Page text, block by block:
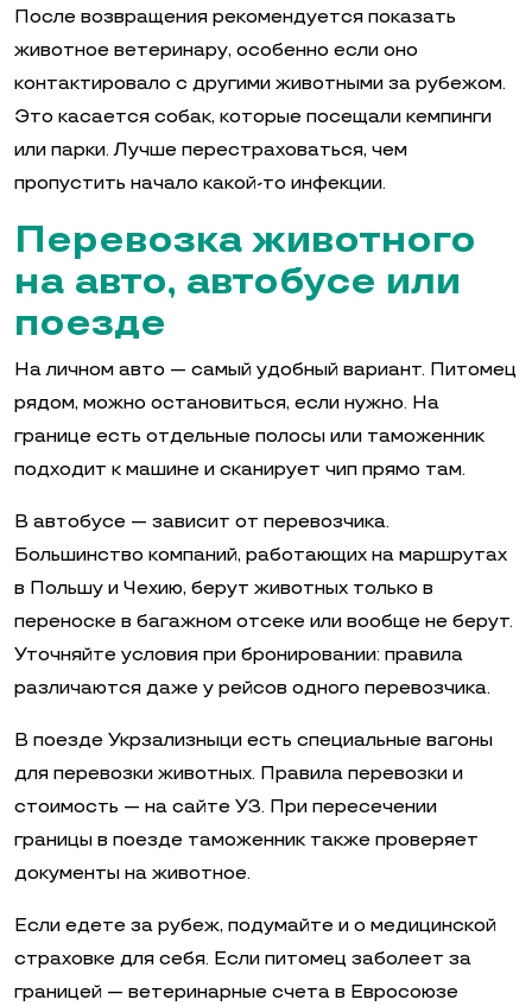
После возвращения рекомендуется показать
животное ветеринару, особенно если оно
контактировало с другими животными за рубежом.
Это касается собак, которые посещали кемпинги
или парки. Лучше перестраховаться, чем
пропустить начало какой-то инфекции.
Перевозка животного
на авто, автобусе или
поезде
На личном авто — самый удобный вариант. Питомец
рядом, можно остановиться, если нужно. На
границе есть отдельные полосы или таможенник
подходит к машине и сканирует чип прямо там.
В автобусе — зависит от перевозчика.
Большинство компаний, работающих на маршрутах
в Польшу и Чехию, берут животных только в
переноске в багажном отсеке или вообще не берут.
Уточняйте условия при бронировании: правила
различаются даже у рейсов одного перевозчика.
В поезде Укрзализныци есть специальные вагоны
для перевозки животных. Правила перевозки и
стоимость — на сайте УЗ. При пересечении
границы в поезде таможенник также проверяет
документы на животное.
Если едете за рубеж, подумайте и о медицинской
страховке для себя. Если питомец заболеет за
границей — ветеринарные счета в Евросоюзе